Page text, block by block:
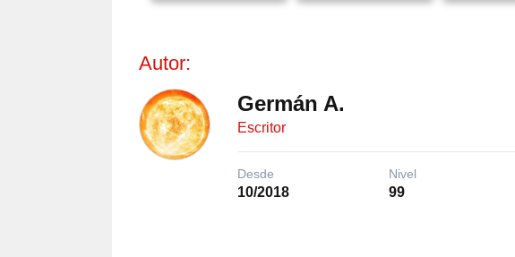
Autor:
Germán A.
Escritor
Desde
10/2018
Nivel
99